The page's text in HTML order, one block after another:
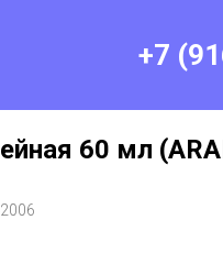
+7
60 мл